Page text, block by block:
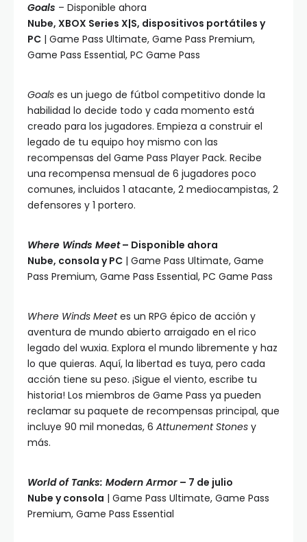
Goals – Disponible ahora
Nube, XBOX Series X|S, dispositivos portátiles y
PC | Game Pass Ultimate, Game Pass Premium,
Game Pass Essential, PC Game Pass
Goals es un juego de fútbol competitivo donde la
habilidad lo decide todo y cada momento está
creado para los jugadores. Empieza a construir el
legado de tu equipo hoy mismo con las
recompensas del Game Pass Player Pack. Recibe
una recompensa mensual de 6 jugadores poco
comunes, incluidos 1 atacante, 2 mediocampistas, 2
defensores y 1 portero.
Where Winds Meet– Disponible ahora
Nube, consola y PC | Game Pass Ultimate, Game
Pass Premium, Game Pass Essential, PC Game Pass
Where Winds Meetes un RPG épico de acción y
aventura de mundo abierto arraigado en el rico
legado del wuxia. Explora el mundo libremente y haz
lo que quieras. Aquí, la libertad es tuya, pero cada
acción tiene su peso. ¡Sigue el viento, escribe tu
historia! Los miembros de Game Pass ya pueden
reclamar su paquete de recompensas principal, que
incluye 90 mil monedas, 6 Attunement Stones y
más.
World of Tanks: Modern Armor – 7 de julio
Nube y consola | Game Pass Ultimate, Game Pass
Premium, Game Pass Essential